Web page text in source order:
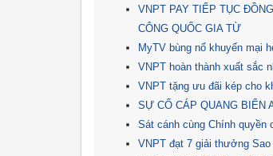
VNPT PAY TIẾP TỤC
CÔNG QUỐC GIA TỪ
MyTV bùng nổ khuyến mại
VNPT hoàn thành xuất sắc
VNPT tặng ưu đãi kép cho
SỰ CỐ CÁP QUANG BIỂN
Sát cánh cùng Chính quyền
VNPT đạt 7 giải thưởng